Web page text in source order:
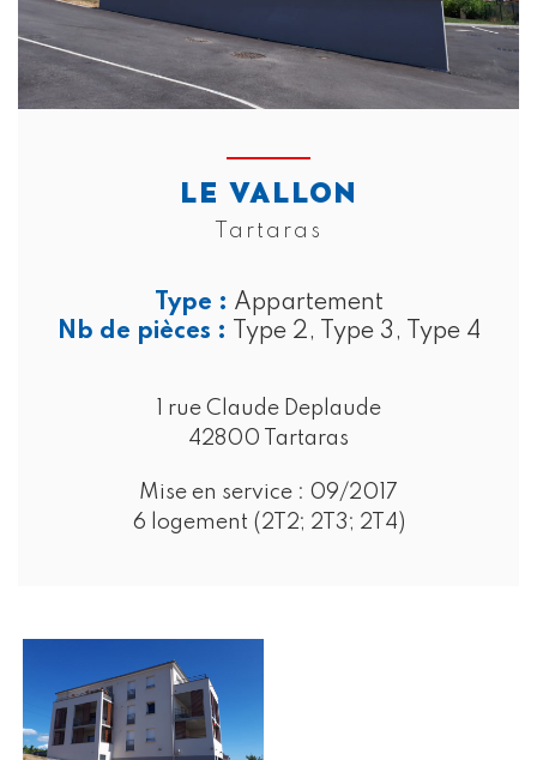
LE VALLON
Tartaras
Type : Appartement
Nb de pièces :
Type 2, Type 3, Type 4
1 rue Claude Deplaude
42800 Tartaras
Mise en service : 09/2017
6 logement (2T2; 2T3; 2T4)